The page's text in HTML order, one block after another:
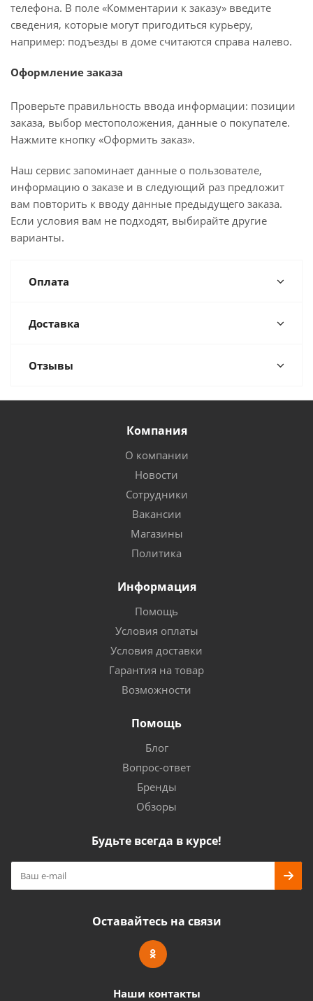
телефона. В поле «Комментарии к заказу» введите
сведения, которые могут пригодиться курьеру,
например: подъезды в доме считаются справа налево.
Оформление заказа
Проверьте правильность ввода информации: позиции
заказа, выбор местоположения, данные о покупателе.
Нажмите кнопку «Оформить заказ».
Наш сервис запоминает данные о пользователе,
информацию о заказе и в следующий раз предложит
вам повторить к вводу данные предыдущего заказа.
Если условия вам не подходят, выбирайте другие
варианты.
Оплата
Доставка
Отзывы
Компания
О компании
Новости
Сотрудники
Вакансии
Магазины
Политика
Информация
Помощь
Условия оплаты
Условия доставки
Гарантия на товар
Возможности
Помощь
Блог
Вопрос-ответ
Бренды
Обзоры
Будьте всегда в курсе!
Оставайтесь на связи
Наши контакты